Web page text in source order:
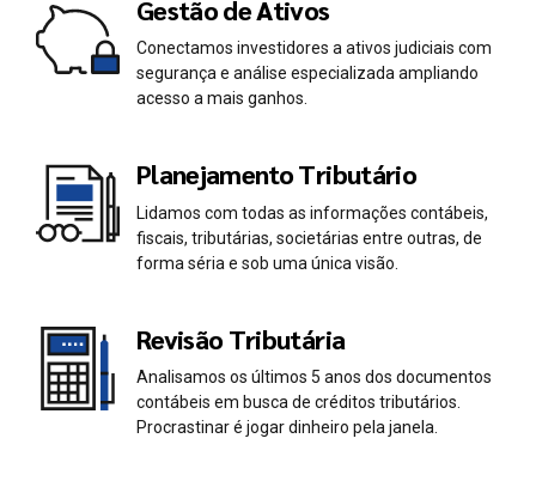
Gestão de Ativos
Conectamos investidores a ativos judiciais com
segurança e análise especializada ampliando
acesso a mais ganhos.
Planejamento Tributário
Lidamos com todas as informações contábeis,
fiscais, tributárias, societárias entre outras, de
forma séria e sob uma única visão.
Revisão Tributária
Analisamos os últimos 5 anos dos documentos
contábeis em busca de créditos tributários.
Procrastinar é jogar dinheiro pela janela.
0
1
2
3
0
1
2
3